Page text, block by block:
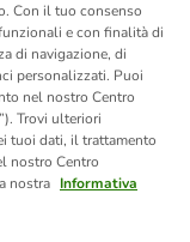
Con il tuo consenso
e con finalità di
di navigazione, di
personalizzati. Puoi
nel nostro Centro
Trovi ulteriori
tuoi dati, il trattamento
nostro Centro
nostra Informativa